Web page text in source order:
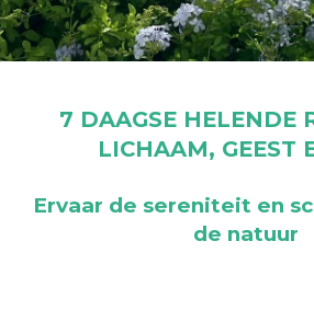
7 DAAGSE HELENDE
LICHAAM, GEEST
Ervaar de sereniteit en
de natuur